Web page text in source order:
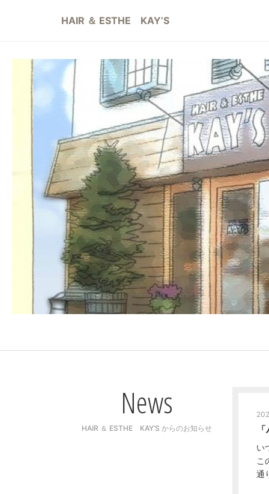
HAIR ＆ ESTHE KAY’S
News
HAIR ＆ ESTHE KAY’S からのお知らせ
い
こ
通